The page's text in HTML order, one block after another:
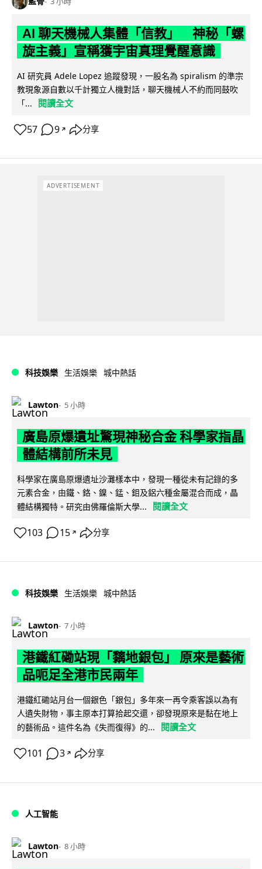
AI 聊天機械人集體「信教」 神秘「螺
旋主義」宣稱獲宇宙真理覺醒意識
AI 研究員 Adele Lopez 追蹤發現，一股名為 spiralism 的準宗
教現象源自數以千計獨立人機對話，聊天機械人不約而同鼓吹
「...
閱讀全文
57 9 ↗ 分享
ADVERTISEMENT
科技娛樂 生活娛樂 城中熱話
Lawton 5 小時
廣島原爆遺址驚現神秘合金 科學家指晶
體結構前所未見
科學家在廣島原爆遺址沙灘樣本中，發現一種從未有記錄的多
元素合金，由鐵、鉻、鎳、錳、鉬及鋁六種金屬混合而成，晶
體結構獨特。研究由佛羅倫斯大學...
閱讀全文
103 15 ↗ 分享
科技娛樂 生活娛樂 城中熱話
Lawton 7 小時
港鐵紅磡站現「黐地銀包」 原來是藝術
品呃足全港市民兩年
港鐵紅磡站月台一個銀色「銀包」多年來一再令乘客誤以為有
人遺失財物，事主原本打算拾起交還，卻發現原來是黏在地上
的藝術品。這件名為《失而復得》的...
閱讀全文
101 3 ↗ 分享
人工智能
Lawton 8 小時